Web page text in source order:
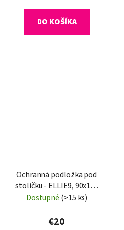
DO KOŠÍKA
Ochranná podložka pod
stoličku - ELLIE9, 90x120
cm, 1,8 mm
Dostupné (>15 ks)
€20